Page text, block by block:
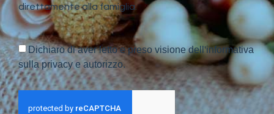
direttamente alla famiglia.
Dichiaro di aver letto e preso visione dell'informativa
sulla privacy e autorizzo.